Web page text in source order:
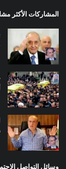
المشاركات الأكثر
وسائل التواصل